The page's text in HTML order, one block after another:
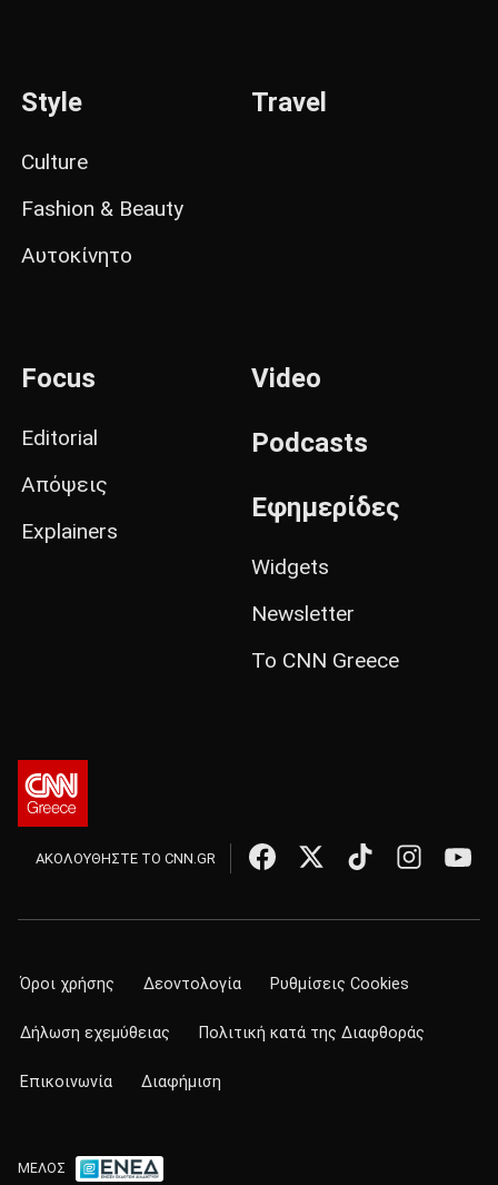
Style
Culture
Fashion & Beauty
Αυτοκίνητο
Travel
Focus
Editorial
Απόψεις
Explainers
Video
Podcasts
Εφημερίδες
Widgets
Newsletter
Το CNN Greece
ΑΚΟΛΟΥΘΗΣΤΕ ΤΟ CNN.GR
Όροι χρήσης Δεοντολογία Ρυθμίσεις Cookies
Δήλωση εχεμύθειας Πολιτική κατά της Διαφθοράς
Επικοινωνία Διαφήμιση
ΜΕΛΟΣ